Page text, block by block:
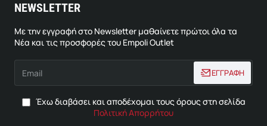
NEWSLETTER
Με την εγγραφή στο Newsletter μαθαίνετε πρώτοι όλα τα
Νέα και τις προσφορές του Empoli Outlet
ΕΓΓΡΑΦΗ
Έχω διαβάσει και αποδέχομαι τους όρους στη σελίδα
Πολιτική Απορρήτου